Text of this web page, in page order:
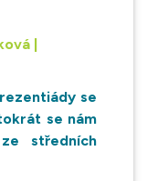
|
se
se nám
středních